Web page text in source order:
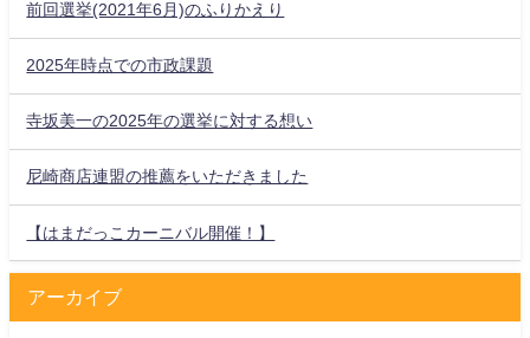
前回選挙(2021年6月)のふりかえり
2025年時点での市政課題
寺坂美一の2025年の選挙に対する想い
尼崎商店連盟の推薦をいただきました
【はまだっこカーニバル開催！】
アーカイブ